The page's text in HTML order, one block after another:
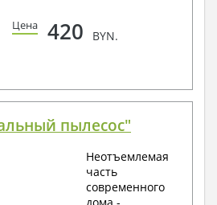
Цена 420 BYN.
пылесос"
Неотъемлемая
часть
современного